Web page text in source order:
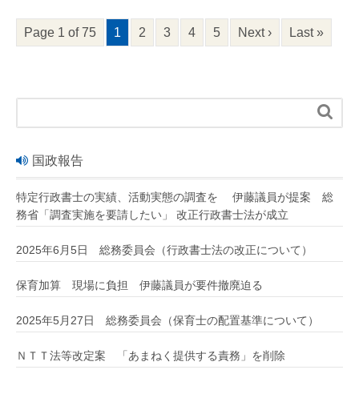
Page 1 of 75 1 2 3 4 5 Next › Last »

国政報告
特定行政書士の実績、活動実態の調査を 伊藤議員が提案 総
務省「調査実施を要請したい」 改正行政書士法が成立
2025年6月5日 総務委員会（行政書士法の改正について）
保育加算 現場に負担 伊藤議員が要件撤廃迫る
2025年5月27日 総務委員会（保育士の配置基準について）
ＮＴＴ法等改定案 「あまねく提供する責務」を削除